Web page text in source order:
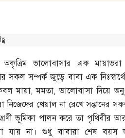
অকৃত্রিম ভালোবাসার এক মায়াভরা
সকল সম্পর্ক জুড়ে বাবা এক
মায়া,মমতা,ভালোবাসা দিয়ে
নিজেদের খেয়াল না রেখে সন্তানের
ভূমিকা পালন করে তা পৃথিবীর
যায় না। শুধু বাবারা শেষ বয়স